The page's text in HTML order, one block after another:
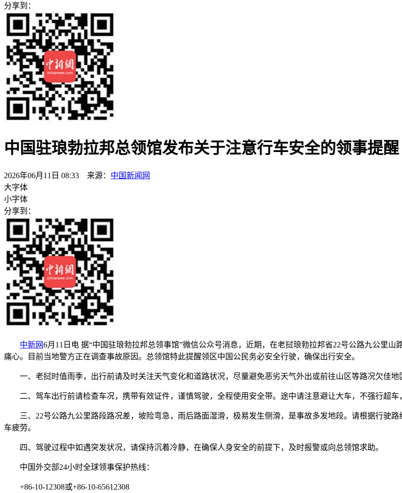
分享到：
中国驻琅勃拉邦总领馆发布关于注意行车安全的领事提醒
2026年06月11日 08:33 来源： 中国新闻网
大字体
小字体
分享到：
中新网6月11日电 据“中国驻琅勃拉邦总领事馆”微信公众号消息，近期，在老挝琅勃拉邦省22号公路九公里
痛心。目前当地警方正在调查事故原因。总领馆特此提醒领区中国公民务必安全行驶，确保出行安全。
一、老挝时值雨季，出行前请及时关注天气变化和道路状况，尽量避免恶劣天气外出或前往山区等路况欠佳地
二、驾车出行前请检查车况，携带有效证件，谨慎驾驶，全程使用安全带。途中请注意避让大车，不强行超车
三、22号公路九公里路段路况差，坡险弯急，雨后路面湿滑，极易发生侧滑，是事故多发地段。请根据行驶路
车疲劳。
四、驾驶过程中如遇突发状况，请保持沉着冷静，在确保人身安全的前提下，及时报警或向总领馆求助。
中国外交部24小时全球领事保护热线：
+86-10-12308或+86-10-65612308